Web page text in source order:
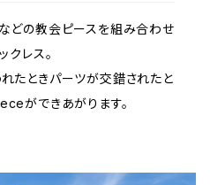
どの教会ピースを組み合わせ
クレス。
たときパーツが交錯されたと
ができあがります。